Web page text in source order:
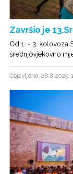
Završio je
Od 1. - 3. kolovoza
srednjovjekovno
Objavljeno: 28.8.2025.